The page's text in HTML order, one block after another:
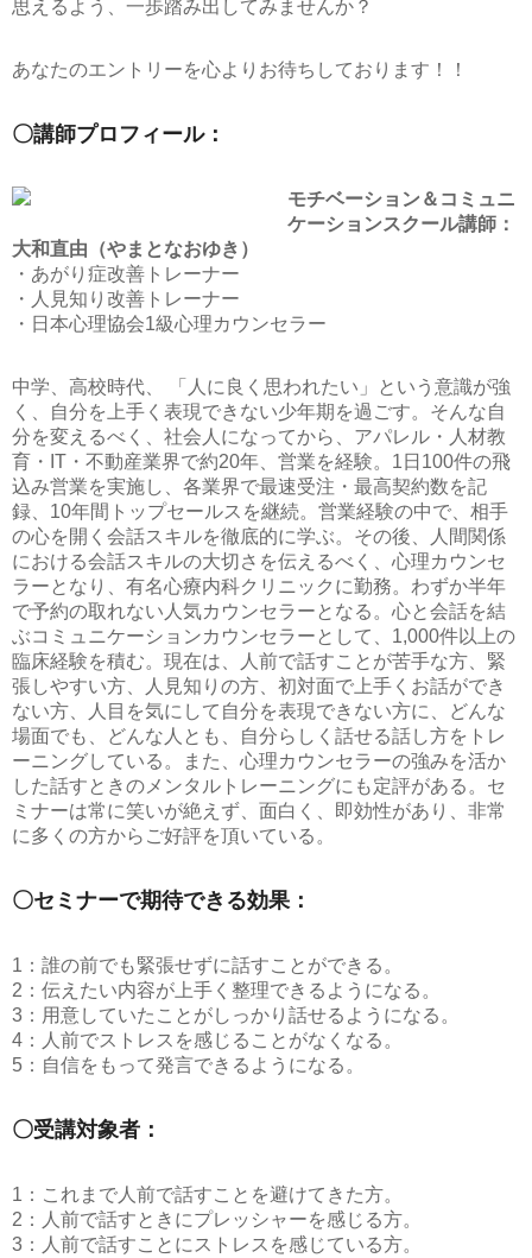
思えるよう、一歩踏み出してみませんか？
あなたのエントリーを心よりお待ちしております！！
〇講師プロフィール：
モチベーション＆コミュニ
ケーションスクール講師：
大和直由（やまとなおゆき）
・あがり症改善トレーナー
・人見知り改善トレーナー
・日本心理協会1級心理カウンセラー
中学、高校時代、 「人に良く思われたい」という意識が強
く、自分を上手く表現できない少年期を過ごす。そんな自
分を変えるべく、社会人になってから、アパレル・人材教
育・IT・不動産業界で約20年、営業を経験。1日100件の飛
込み営業を実施し、各業界で最速受注・最高契約数を記
録、10年間トップセールスを継続。営業経験の中で、相手
の心を開く会話スキルを徹底的に学ぶ。その後、人間関係
における会話スキルの大切さを伝えるべく、心理カウンセ
ラーとなり、有名心療内科クリニックに勤務。わずか半年
で予約の取れない人気カウンセラーとなる。心と会話を結
ぶコミュニケーションカウンセラーとして、1,000件以上の
臨床経験を積む。現在は、人前で話すことが苦手な方、緊
張しやすい方、人見知りの方、初対面で上手くお話ができ
ない方、人目を気にして自分を表現できない方に、どんな
場面でも、どんな人とも、自分らしく話せる話し方をトレ
ーニングしている。また、心理カウンセラーの強みを活か
した話すときのメンタルトレーニングにも定評がある。セ
ミナーは常に笑いが絶えず、面白く、即効性があり、非常
に多くの方からご好評を頂いている。
〇セミナーで期待できる効果：
1：誰の前でも緊張せずに話すことができる。
2：伝えたい内容が上手く整理できるようになる。
3：用意していたことがしっかり話せるようになる。
4：人前でストレスを感じることがなくなる。
5：自信をもって発言できるようになる。
〇受講対象者：
1：これまで人前で話すことを避けてきた方。
2：人前で話すときにプレッシャーを感じる方。
3：人前で話すことにストレスを感じている方。